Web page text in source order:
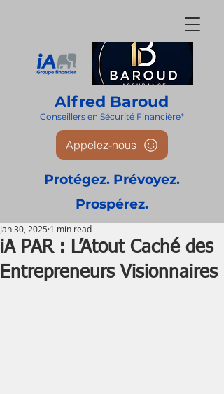
Alfred Baroud
Conseillers en Sécurité Financière*
Appelez-nous
Protégez. Prévoyez.
Prospérez.
iA PAR : L’Atout Caché des
Entrepreneurs Visionnaires
Jan 30, 2025 1 min read